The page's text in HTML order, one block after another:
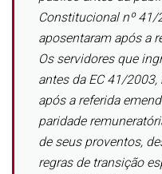
Constitucional nº 41/
aposentaram após a
Os servidores que
antes da EC 41/
após a referida
paridade
de seus proventos,
regras de transição